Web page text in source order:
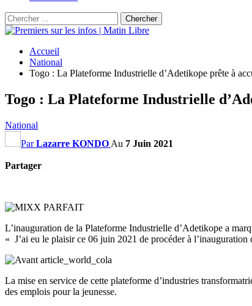
Accueil
National
Togo : La Plateforme Industrielle d’Adetikope prête à
Togo : La Plateforme Industrielle
National
ParLazarre KONDO Au 7 Juin 2021
Partager
L’inauguration de la Plateforme Industrielle d’Adetikope a
« J’ai eu le plaisir ce 06 juin 2021 de procéder à
La mise en service de cette plateforme d’industries
des emplois pour la jeunesse.